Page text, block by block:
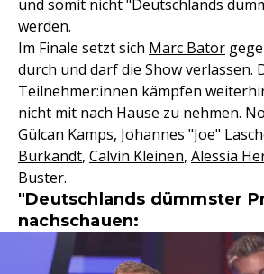
und somit nicht "Deutschlands
werden.
Im Finale setzt sich Marc Bator
durch und darf die Show verlassen.
Teilnehmer:innen kämpfen
nicht mit nach Hause zu nehmen.
Gülcan Kamps, Johannes "Joe"
Burkandt, Calvin Kleinen, Alessia
Buster.
"Deutschlands dümmster
nachschauen: